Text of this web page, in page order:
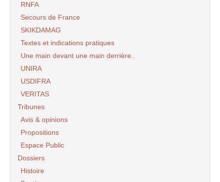
RNFA
Secours de France
SKIKDAMAG
Textes et indications pratiques
Une main devant une main derrière..
UNIRA
USDIFRA
VERITAS
Tribunes
Avis & opinions
Propositions
Espace Public
Dossiers
Histoire